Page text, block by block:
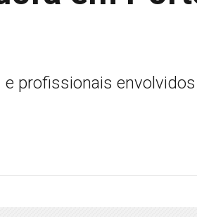
profissionais envolvidos